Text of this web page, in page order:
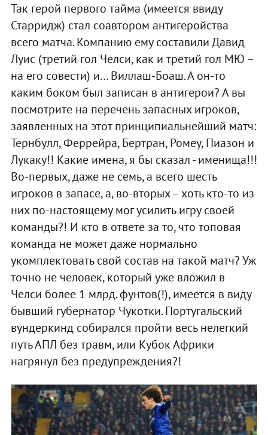
Так герой первого тайма (имеется ввиду
Старридж) стал соавтором антигеройства
всего матча. Компанию ему составили Давид
Луис (третий гол Челси, как и третий гол МЮ –
на его совести) и… Виллаш-Боаш. А он-то
каким боком был записан в антигерои? А вы
посмотрите на перечень запасных игроков,
заявленных на этот принципиальнейший матч:
Тернбулл, Феррейра, Бертран, Ромеу, Пиазон и
Лукаку!! Какие имена, я бы сказал - именища!!!
Во-первых, даже не семь, а всего шесть
игроков в запасе, а, во-вторых – хоть кто-то из
них по-настоящему мог усилить игру своей
команды?! И кто в ответе за то, что топовая
команда не может даже нормально
укомплектовать свой состав на такой матч? Уж
точно не человек, который уже вложил в
Челси более 1 млрд. фунтов(!), имеется в виду
бывший губернатор Чукотки. Португальский
вундеркинд собирался пройти весь нелегкий
путь АПЛ без травм, или Кубок Африки
нагрянул без предупреждения?!